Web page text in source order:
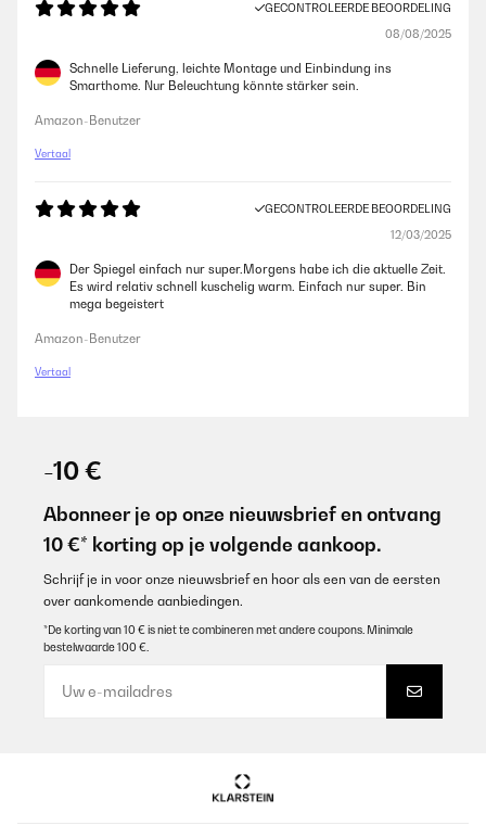
GECONTROLEERDE BEOORDELING
08/08/2025
Schnelle Lieferung, leichte Montage und Einbindung ins
Smarthome. Nur Beleuchtung könnte stärker sein.
Amazon-Benutzer
Vertaal
GECONTROLEERDE BEOORDELING
12/03/2025
Der Spiegel einfach nur super.Morgens habe ich die aktuelle Zeit.
Es wird relativ schnell kuschelig warm. Einfach nur super. Bin
mega begeistert
Amazon-Benutzer
Vertaal
-10 €
Abonneer je op onze nieuwsbrief en ontvang
10 €* korting op je volgende aankoop.
Schrijf je in voor onze nieuwsbrief en hoor als een van de eersten
over aankomende aanbiedingen.
*De korting van 10 € is niet te combineren met andere coupons. Minimale
bestelwaarde 100 €.